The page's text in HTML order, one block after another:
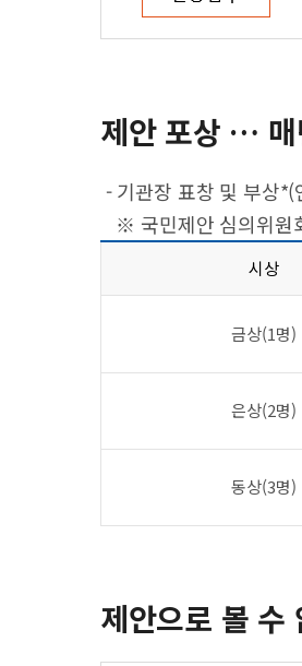
제안 포상 …
- 기관장 표창 및 부상*(
※ 국민제안 심의위원
시상
금상(1명)
은상(2명)
동상(3명)
제안으로 볼 수